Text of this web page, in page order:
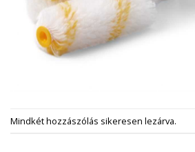
Mindkét hozzászólás sikeresen lezárva.